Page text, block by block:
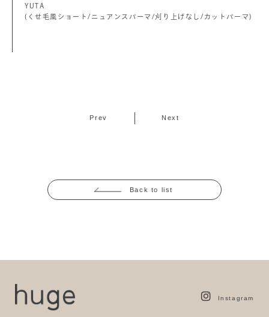
YUTA
(くせ毛風ショート/ニュアンスパーマ/刈り上げなし/カットパーマ)
Prev Next
Back to list
Instagram